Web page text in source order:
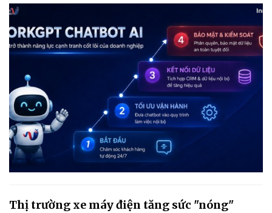
Thị trường xe máy điện tăng sức "nóng"